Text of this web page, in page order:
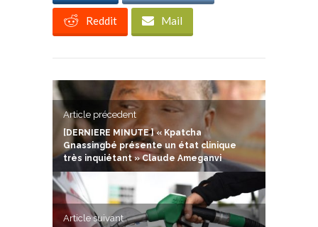
Reddit Mail
Article précedent
[DERNIERE MINUTE ] « Kpatcha
Gnassingbé présente un état clinique
très inquiétant » Claude Ameganvi
Article suivant